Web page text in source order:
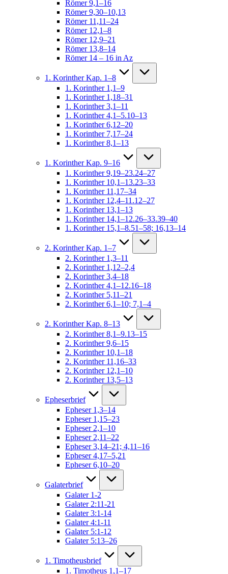
Römer 9,1–16
Römer 9,30–10,13
Römer 11,11–24
Römer 12,1–8
Römer 12,9–21
Römer 13,8–14
Römer 14 – 16 in Az
1. Korinther Kap. 1–8
1. Korinther 1,1–9
1. Korinther 1,18–31
1. Korinther 3,1–11
1. Korinther 4,1–5.10–13
1. Korinther 6,12–20
1. Korinther 7,17–24
1. Korinther 8,1–13
1. Korinther Kap. 9–16
1. Korinther 9,19–23.24–27
1. Korinther 10,1–13.23–33
1. Korinther 11,17–34
1. Korinther 12,4–11.12–27
1. Korinther 13,1–13
1. Korinther 14,1–12.26–33.39–40
1. Korinther 15,1–8.51–58; 16,13–14
2. Korinther Kap. 1–7
2. Korinther 1,3–11
2. Korinther 1,12–2,4
2. Korinther 3,4–18
2. Korinther 4,1–12.16–18
2. Korinther 5,11–21
2. Korinther 6,1–10; 7,1–4
2. Korinther Kap. 8–13
2. Korinther 8,1–9.13–15
2. Korinther 9,6–15
2. Korinther 10,1–18
2. Korinther 11,16–33
2. Korinther 12,1–10
2. Korinther 13,5–13
Epheserbrief
Epheser 1,3–14
Epheser 1,15–23
Epheser 2,1–10
Epheser 2,11–22
Epheser 3,14–21; 4,11–16
Epheser 4,17–5,21
Epheser 6,10–20
Galaterbrief
Galater 1-2
Galater 2:11-21
Galater 3:1-14
Galater 4:1-11
Galater 5:1-12
Galater 5:13–26
1. Timotheusbrief
1. Timotheus 1,1–17